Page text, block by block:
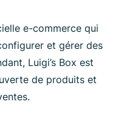
e-commerce qui
et gérer des
Luigi’s Box est
de produits et